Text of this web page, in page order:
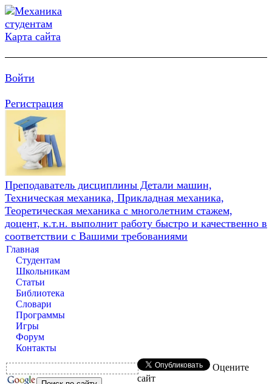
Карта сайта
Войти
Регистрация
Преподаватель дисциплины Детали машин,
Техническая механика, Прикладная механика,
Теоретическая механика с многолетним стажем,
доцент, к.т.н. выполнит работу быстро и качественно в
соответствии с Вашими требованиями
Главная
Студентам
Школьникам
Статьи
Библиотека
Словари
Программы
Игры
Форум
Контакты
Оцените
сайт